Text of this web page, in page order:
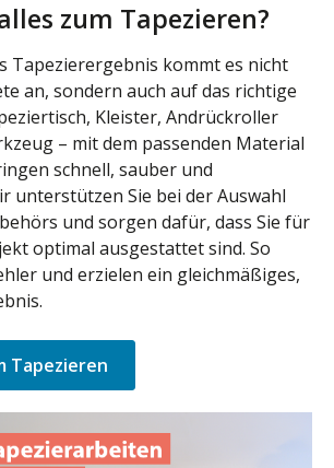
zum Tapezieren?
Tapezierergebnis kommt es nicht
an, sondern auch auf das richtige
Kleister, Andrückroller
– mit dem passenden Material
schnell, sauber und
unterstützen Sie bei der Auswahl
und sorgen dafür, dass Sie für
optimal ausgestattet sind. So
und erzielen ein gleichmäßiges,
Tapezieren